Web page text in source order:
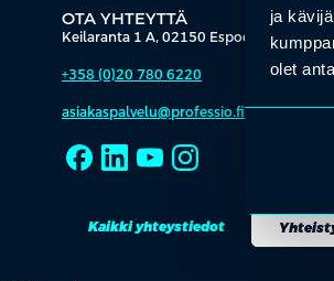
ja
olet
OTA YHTEYTTÄ
Keilaranta 1 A, 02150 Espoo
+358 (0)20 780 6220
asiakaspalvelu@professio.fi
Kaikki yhteystiedot